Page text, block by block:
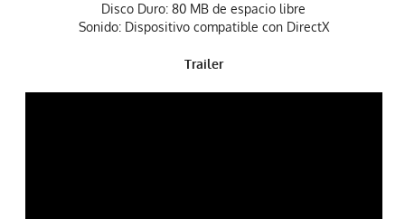
Disco Duro: 80 MB de espacio libre
Sonido: Dispositivo compatible con DirectX
Trailer